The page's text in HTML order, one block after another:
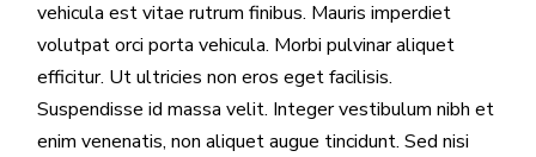
vehicula est vitae rutrum finibus. Mauris imperdiet
volutpat orci porta vehicula. Morbi pulvinar aliquet
efficitur. Ut ultricies non eros eget facilisis.
Suspendisse id massa velit. Integer vestibulum nibh et
enim venenatis, non aliquet augue tincidunt. Sed nisi